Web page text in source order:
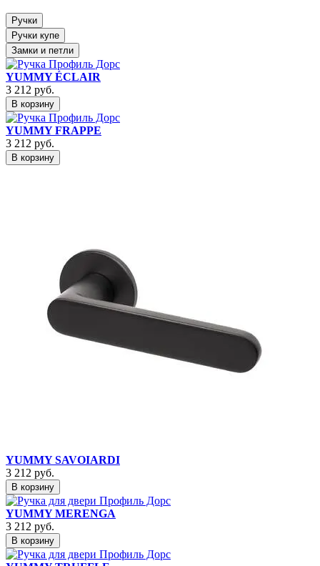
Ручки
Ручки купе
Замки и петли
YUMMY ÉCLAIR
3 212 руб.
В корзину
YUMMY FRAPPE
3 212 руб.
В корзину
YUMMY SAVOIARDI
3 212 руб.
В корзину
YUMMY MERENGA
3 212 руб.
В корзину